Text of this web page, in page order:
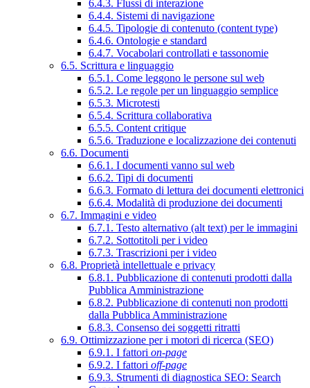
6.4.3. Flussi di interazione
6.4.4. Sistemi di navigazione
6.4.5. Tipologie di contenuto (content type)
6.4.6. Ontologie e standard
6.4.7. Vocabolari controllati e tassonomie
6.5. Scrittura e linguaggio
6.5.1. Come leggono le persone sul web
6.5.2. Le regole per un linguaggio semplice
6.5.3. Microtesti
6.5.4. Scrittura collaborativa
6.5.5. Content critique
6.5.6. Traduzione e localizzazione dei contenuti
6.6. Documenti
6.6.1. I documenti vanno sul web
6.6.2. Tipi di documenti
6.6.3. Formato di lettura dei documenti elettronici
6.6.4. Modalità di produzione dei documenti
6.7. Immagini e video
6.7.1. Testo alternativo (alt text) per le immagini
6.7.2. Sottotitoli per i video
6.7.3. Trascrizioni per i video
6.8. Proprietà intellettuale e privacy
6.8.1. Pubblicazione di contenuti prodotti dalla
Pubblica Amministrazione
6.8.2. Pubblicazione di contenuti non prodotti
dalla Pubblica Amministrazione
6.8.3. Consenso dei soggetti ritratti
6.9. Ottimizzazione per i motori di ricerca (SEO)
6.9.1. I fattori on-page
6.9.2. I fattori off-page
6.9.3. Strumenti di diagnostica SEO: Search